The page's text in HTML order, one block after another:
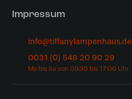
Impressum
info@tiffanylampenhaus.de
0031 (0) 548 20 90 29